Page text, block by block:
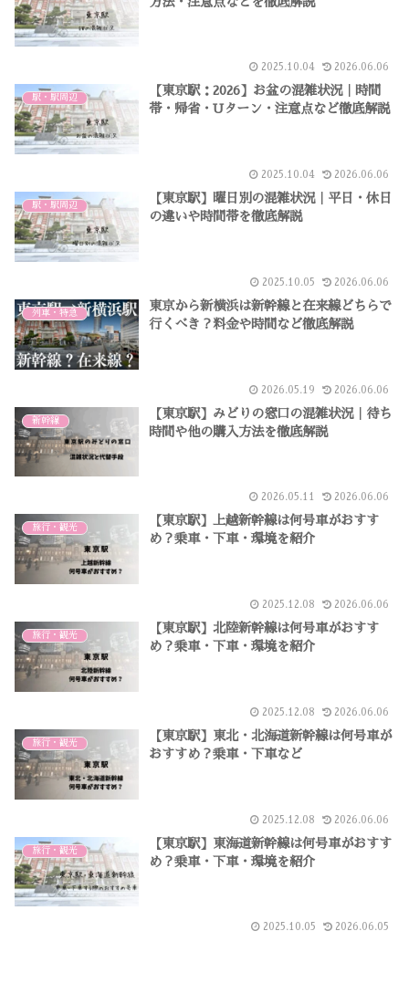
2025.10.04 2026.06.06
駅・駅周辺
【東京駅：2026】お盆の混雑状況｜時間
帯・帰省・Uターン・注意点など徹底解説
2025.10.04 2026.06.06
駅・駅周辺
【東京駅】曜日別の混雑状況｜平日・休日
の違いや時間帯を徹底解説
2025.10.05 2026.06.06
列車・特急
東京から新横浜は新幹線と在来線どちらで
行くべき？料金や時間など徹底解説
2026.05.19 2026.06.06
新幹線
【東京駅】みどりの窓口の混雑状況｜待ち
時間や他の購入方法を徹底解説
2026.05.11 2026.06.06
旅行・観光
【東京駅】上越新幹線は何号車がおすす
め？乗車・下車・環境を紹介
2025.12.08 2026.06.06
旅行・観光
【東京駅】北陸新幹線は何号車がおすす
め？乗車・下車・環境を紹介
2025.12.08 2026.06.06
旅行・観光
【東京駅】東北・北海道新幹線は何号車が
おすすめ？乗車・下車など
2025.12.08 2026.06.06
旅行・観光
【東京駅】東海道新幹線は何号車がおすす
め？乗車・下車・環境を紹介
2025.10.05 2026.06.05